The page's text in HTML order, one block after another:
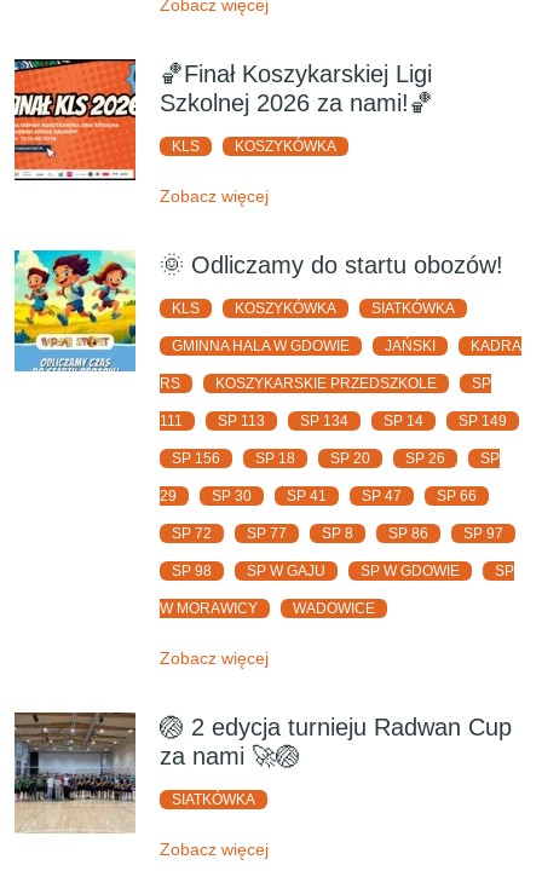
Zobacz więcej
🏀Finał Koszykarskiej Ligi
Szkolnej 2026 za nami!🏀
KLS KOSZYKÓWKA
Zobacz więcej
🌞 Odliczamy do startu obozów!
KLS KOSZYKÓWKA SIATKÓWKA
GMINNA HALA W GDOWIE JAŃSKI KADRA
RS KOSZYKARSKIE PRZEDSZKOLE SP
111 SP 113 SP 134 SP 14 SP 149
SP 156 SP 18 SP 20 SP 26 SP
29 SP 30 SP 41 SP 47 SP 66
SP 72 SP 77 SP 8 SP 86 SP 97
SP 98 SP W GAJU SP W GDOWIE SP
W MORAWICY WADOWICE
Zobacz więcej
🏐 2 edycja turnieju Radwan Cup
za nami 🚀🏐
SIATKÓWKA
Zobacz więcej